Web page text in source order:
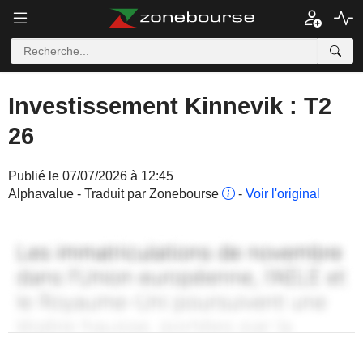
Investissement Kinnevik : T2
26
Publié le 07/07/2026 à 12:45
Alphavalue - Traduit par Zonebourse
- Voir l'original